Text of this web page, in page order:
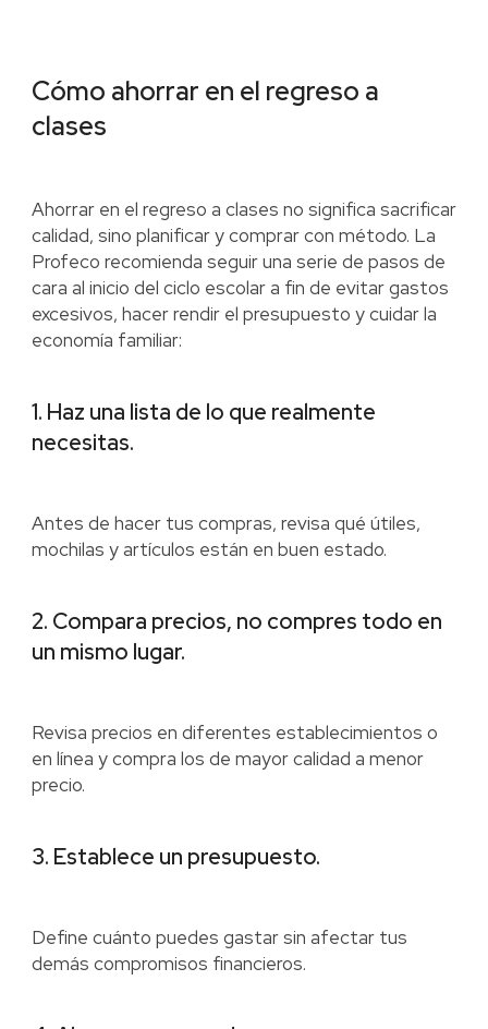
Cómo ahorrar en el regreso a
clases
Ahorrar en el regreso a clases no significa sacrificar
calidad, sino planificar y comprar con método. La
Profeco recomienda seguir una serie de pasos de
cara al inicio del ciclo escolar a fin de evitar gastos
excesivos, hacer rendir el presupuesto y cuidar la
economía familiar:
1. Haz una lista de lo que realmente
necesitas.
Antes de hacer tus compras, revisa qué útiles,
mochilas y artículos están en buen estado.
2. Compara precios, no compres todo en
un mismo lugar.
Revisa precios en diferentes establecimientos o
en línea y compra los de mayor calidad a menor
precio.
3. Establece un presupuesto.
Define cuánto puedes gastar sin afectar tus
demás compromisos financieros.